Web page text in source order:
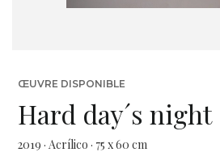
ŒUVRE DISPONIBLE
Hard day´s night
2019 · Acrílico · 75 x 60 cm